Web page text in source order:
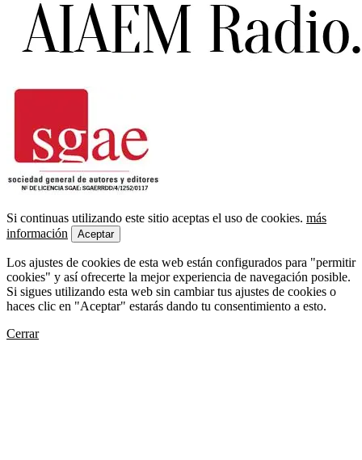
Si continuas utilizando este sitio aceptas el uso de cookies. más
información
Aceptar
Los ajustes de cookies de esta web están configurados para "permitir
cookies" y así ofrecerte la mejor experiencia de navegación posible.
Si sigues utilizando esta web sin cambiar tus ajustes de cookies o
haces clic en "Aceptar" estarás dando tu consentimiento a esto.
Cerrar